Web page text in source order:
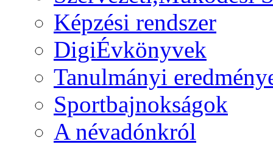
Képzési rendszer
DigiÉvkönyvek
Tanulmányi
Sportbajnokságok
A névadónkról